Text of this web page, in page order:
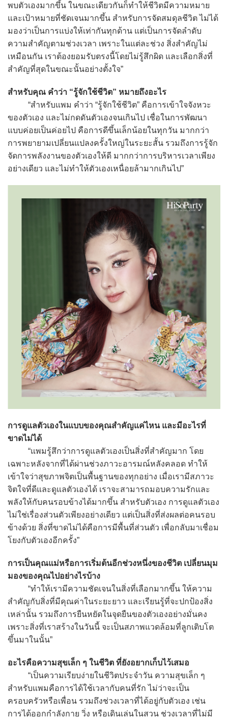
พบตัวเองมากขึ้น ในขณะเดียวกันก็ทำให้ชีวิตมีความหมาย
และเป้าหมายที่ชัดเจนมากขึ้น สำหรับการจัดสมดุลชีวิต ไม่ได้
มองว่าเป็นการแบ่งให้เท่ากันทุกด้าน แต่เป็นการจัดลำดับ
ความสำคัญตามช่วงเวลา เพราะในแต่ละช่วง สิ่งสำคัญไม่
เหมือนกัน เราต้องยอมรับตรงนี้โดยไม่รู้สึกผิด และเลือกสิ่งที่
สำคัญที่สุดในขณะนั้นอย่างตั้งใจ”
สำหรับคุณ คำว่า “รู้จักใช้ชีวิต” หมายถึงอะไร
“สำหรับแพม คำว่า “รู้จักใช้ชีวิต” คือการเข้าใจจังหวะ
ของตัวเอง และไม่กดดันตัวเองจนเกินไป เชื่อในการพัฒนา
แบบค่อยเป็นค่อยไป คือการดีขึ้นเล็กน้อยในทุกวัน มากกว่า
การพยายามเปลี่ยนแปลงครั้งใหญ่ในระยะสั้น รวมถึงการรู้จัก
จัดการพลังงานของตัวเองให้ดี มากกว่าการบริหารเวลาเพียง
อย่างเดียว และไม่ทำให้ตัวเองเหนื่อยล้ามากเกินไป”
การดูแลตัวเองในแบบของคุณสำคัญแค่ไหน และมีอะไรที่
ขาดไม่ได้
“แพมรู้สึกว่าการดูแลตัวเองเป็นสิ่งที่สำคัญมาก โดย
เฉพาะหลังจากที่ได้ผ่านช่วงภาวะอารมณ์หลังคลอด ทำให้
เข้าใจว่าสุขภาพจิตเป็นพื้นฐานของทุกอย่าง เมื่อเรามีสภาวะ
จิตใจที่ดีและดูแลตัวเองได้ เราจะสามารถมอบความรักและ
พลังให้กับคนรอบข้างได้มากขึ้น สำหรับตัวเอง การดูแลตัวเอง
ไม่ใช่เรื่องส่วนตัวเพียงอย่างเดียว แต่เป็นสิ่งที่ส่งผลต่อคนรอบ
ข้างด้วย สิ่งที่ขาดไม่ได้คือการมีพื้นที่ส่วนตัว เพื่อกลับมาเชื่อม
โยงกับตัวเองอีกครั้ง”
การเป็นคุณแม่หรือการเริ่มต้นอีกช่วงหนึ่งของชีวิต เปลี่ยนมุม
มองของคุณไปอย่างไรบ้าง
“ทำให้เรามีความชัดเจนในสิ่งที่เลือกมากขึ้น ให้ความ
สำคัญกับสิ่งที่มีคุณค่าในระยะยาว และเรียนรู้ที่จะปกป้องสิ่ง
เหล่านั้น รวมถึงการยืนหยัดในจุดยืนของตัวเองอย่างมั่นคง
เพราะสิ่งที่เราสร้างในวันนี้ จะเป็นสภาพแวดล้อมที่ลูกเติบโต
ขึ้นมาในนั้น”
อะไรคือความสุขเล็ก ๆ ในชีวิต ที่ยังอยากเก็บไว้เสมอ
“เป็นความเรียบง่ายในชีวิตประจำวัน ความสุขเล็ก ๆ
สำหรับแพมคือการได้ใช้เวลากับคนที่รัก ไม่ว่าจะเป็น
ครอบครัวหรือเพื่อน รวมถึงช่วงเวลาที่ได้อยู่กับตัวเอง เช่น
การได้ออกกำลังกาย วิ่ง หรือเดินเล่นในสวน ช่วงเวลาที่ไม่มี